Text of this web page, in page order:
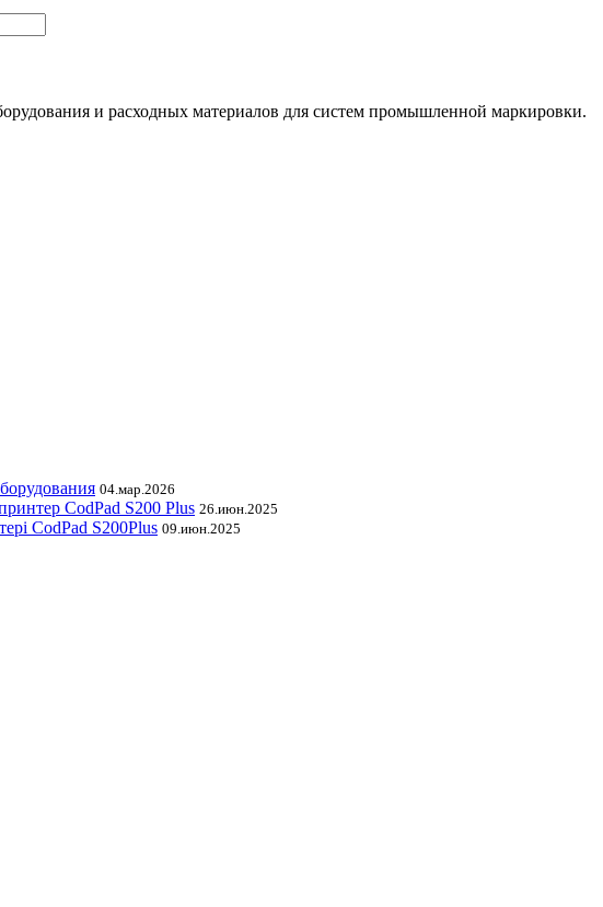
и расходных материалов для систем промышленной маркировки.
04.мар.2026
CodPad S200 Plus 26.июн.2025
CodPad S200Plus 09.июн.2025